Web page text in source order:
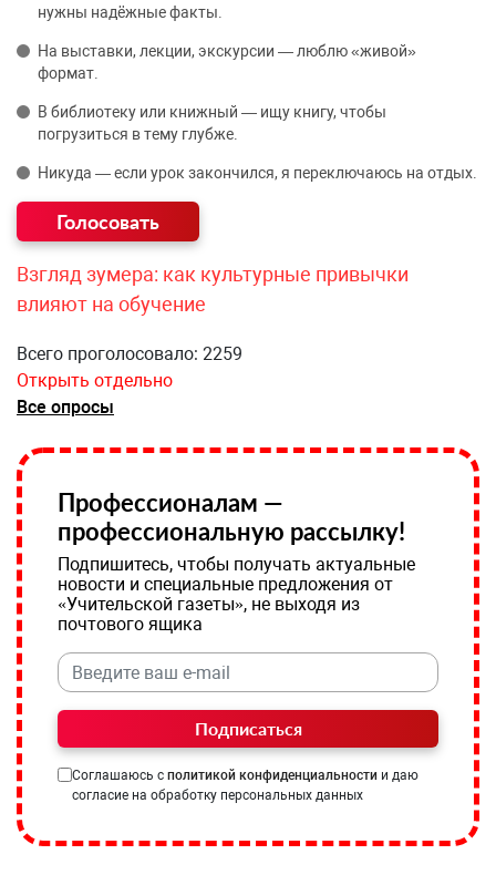
нужны надёжные факты.
На выставки, лекции, экскурсии — люблю «живой»
формат.
В библиотеку или книжный — ищу книгу, чтобы
погрузиться в тему глубже.
Никуда — если урок закончился, я переключаюсь на отдых.
Взгляд зумера: как культурные привычки
влияют на обучение
Всего проголосовало: 2259
Открыть отдельно
Все опросы
Профессионалам —
профессиональную рассылку!
Подпишитесь, чтобы получать актуальные
новости и специальные предложения от
«Учительской газеты», не выходя из
почтового ящика
Подписаться
Соглашаюсь с политикой конфиденциальности и даю
согласие на обработку персональных данных